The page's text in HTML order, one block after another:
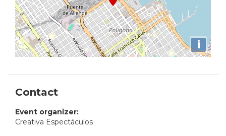
i
Contact
Event organizer:
Creativa Espectáculos